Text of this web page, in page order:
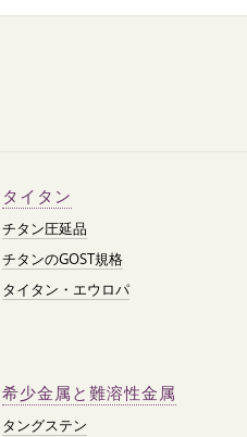
タイタン
チタン圧延品
チタンのGOST規格
タイタン・エウロパ
希少金属と難溶性金属
タングステン